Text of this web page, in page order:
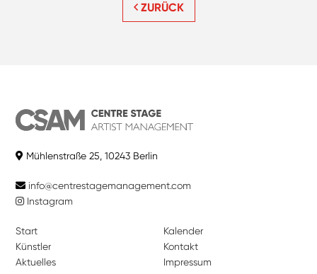
ZURÜCK
Mühlenstraße 25, 10243 Berlin
info@centrestagemanagement.com
Instagram
Start
Künstler
Aktuelles
Kalender
Kontakt
Impressum